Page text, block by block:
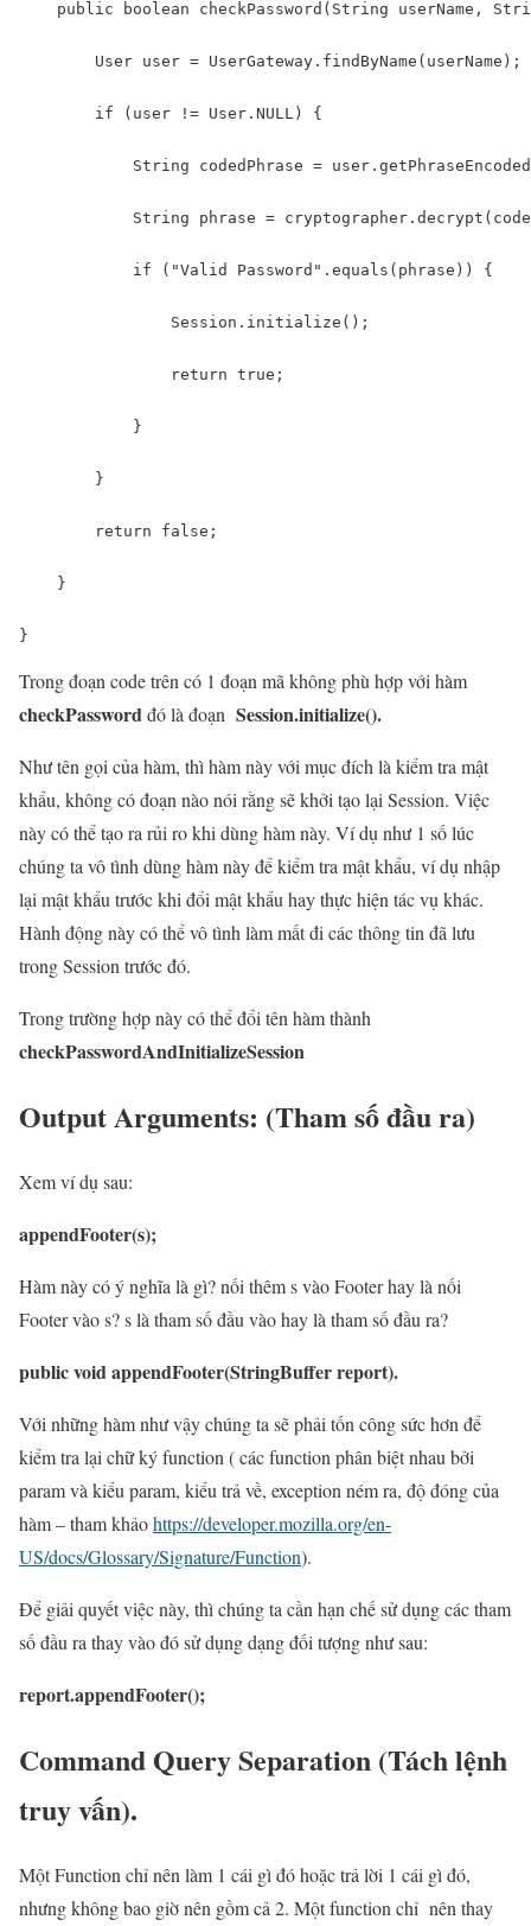
public boolean checkPassword(String userName,
User user = UserGateway.findByName(userName);
if (user != User.NULL) {
String codedPhrase =
String phrase =
if ("Valid Password".equals(phrase)) {
Session.initialize();
return true;
}
}
return false;
}
}
Trong đoạn code trên có 1 đoạn mã không phù hợp với hàm
checkPasswordđó là đoạn Session.initialize().
Như tên gọi của hàm, thì hàm này với mục đích là kiểm tra mật
khẩu, không có đoạn nào nói rằng sẽ khởi tạo lại Session. Việc
này có thể tạo ra rủi ro khi dùng hàm này. Ví dụ như 1 số lúc
chúng ta vô tình dùng hàm này để kiểm tra mật khẩu, ví dụ nhập
lại mật khẩu trước khi đổi mật khẩu hay thực hiện tác vụ khác.
Hành động này có thể vô tình làm mất đi các thông tin đã lưu
trong Session trước đó.
Trong trường hợp này có thể đổi tên hàm thành
checkPasswordAndInitializeSession
Output Arguments: (Tham số đầu ra)
Xem ví dụ sau:
appendFooter(s);
Hàm này có ý nghĩa là gì? nối thêm s vào Footer hay là nối
Footer vào s? s là tham số đầu vào hay là tham số đầu ra?
public void appendFooter(StringBuffer report).
Với những hàm như vậy chúng ta sẽ phải tốn công sức hơn để
kiểm tra lại chữ ký function ( các function phân biệt nhau bởi
param và kiểu param, kiểu trả về, exception ném ra, độ đóng của
hàm – tham khảohttps://developer.mozilla.org/en-
US/docs/Glossary/Signature/Function).
Để giải quyết việc này, thì chúng ta cần hạn chế sử dụng các tham
số đầu ra thay vào đó sử dụng dạng đối tượng như sau:
report.appendFooter();
Command Query Separation (Tách lệnh
truy vấn).
Một Function chỉ nên làm 1 cái gì đó hoặc trả lời 1 cái gì đó,
nhưng không bao giờ nên gồm cả 2. Một function chỉ nên thay